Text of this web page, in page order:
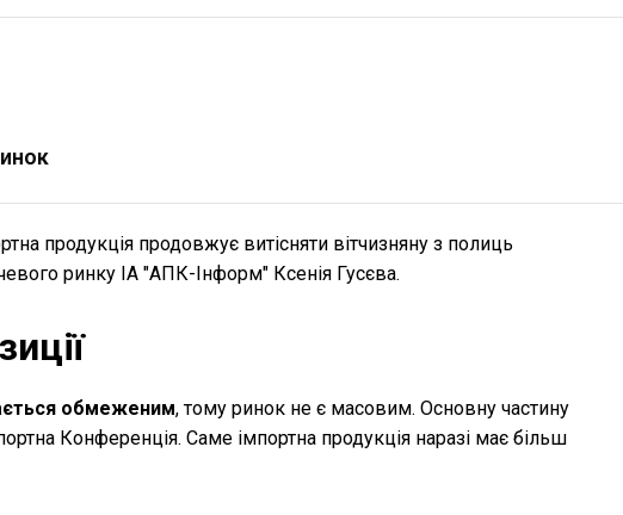
продукція продовжує витісняти вітчизняну з полиць
ринку ІА "АПК-Інформ" Ксенія Гусєва.
обмеженим, тому ринок не є масовим. Основну частину
Конференція. Саме імпортна продукція наразі має більш